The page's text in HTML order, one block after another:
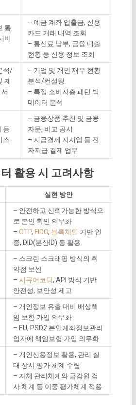
통
비
– 예금 계좌 입출금, 신용
카드 거래 내역 조회
– 통신료 납부, 금융 대출
현황 등 신용 정보 조회
석/
제
– 기업 및 개인 재무 현황
분석/컨설팅
– 특정 소비자층 패턴 빅
데이터 분석
등
스
– 금융상품 추천 및 금융
자문, 비교 공시
– 지급결제 지시업 등 전
자지급 결제 업무
활용 시 고려사항
실현 방안
– 안전하고 신뢰가능한 방식으
로 본인 확인 의무화
– OTP, FIDO, 블록체인 기반 인
증, DID(분산ID) 등 활용
– 스크린 스크래핑 방식의 취
약점 보완
– 시큐어코딩, API 방식 기반
안전성, 보안성 제고
– 개인정보 유출 대비 배상책
임 보험 가입 의무화
– EU, PSD2 본인계좌정보관리
업자에 책임보험 가입 의무화
– 개인신용정보 활용, 관리 실
태 상시 평가 체계 수립
– 자체 관리체계와 금감원 검
사 체계 등 이중 평가체계 적용